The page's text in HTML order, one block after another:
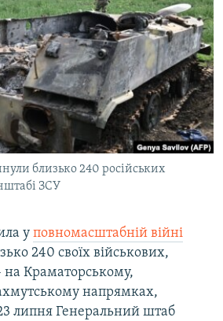
близько 240 російських
ЗСУ
у повномасштабній війні
240 своїх військових,
на Краматорському,
напрямках,
липня Генеральний штаб